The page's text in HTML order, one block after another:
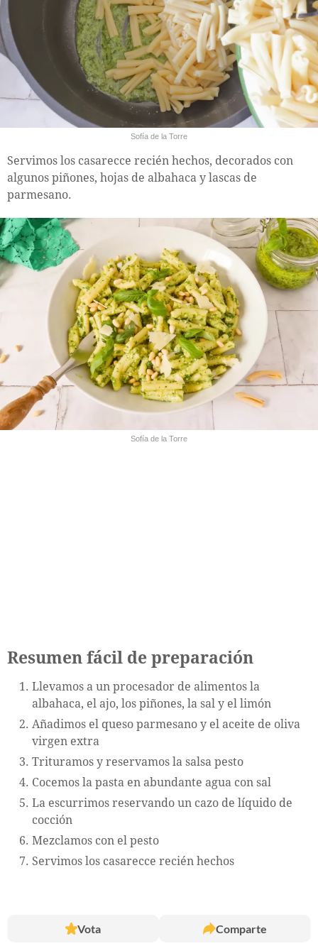
Sofía de la Torre
Servimos los casarecce recién hechos, decorados con
algunos piñones, hojas de albahaca y lascas de
parmesano.
Sofía de la Torre
Resumen fácil de preparación
Llevamos a un procesador de alimentos la
albahaca, el ajo, los piñones, la sal y el limón
Añadimos el queso parmesano y el aceite de oliva
virgen extra
Trituramos y reservamos la salsa pesto
Cocemos la pasta en abundante agua con sal
La escurrimos reservando un cazo de líquido de
cocción
Mezclamos con el pesto
Servimos los casarecce recién hechos
Vota Comparte